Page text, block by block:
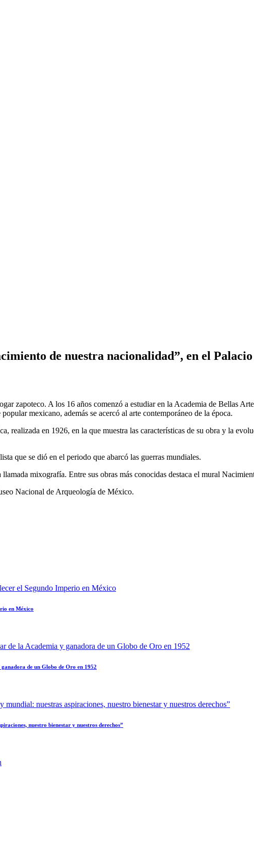
de nuestra nacionalidad”, en el
zapoteco. A los 16 años comenzó a estudiar en la Academia de Bellas
mexicano, además se acercó al arte contemporáneo de la época.
realizada en 1926, en la que muestra las características de su obra y la
que se dió en el periodo que abarcó las guerras mundiales.
mixografía. Entre sus obras más conocidas destaca el mural
Nacional de Arqueología de México.
en México
de un Globo de Oro en 1952
nuestro bienestar y nuestros derechos”